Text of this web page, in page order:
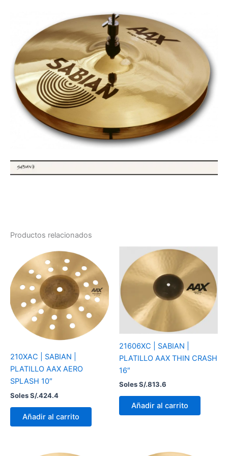
Productos relacionados
210XAC | SABIAN |
PLATILLO AAX AERO
SPLASH 10″
Soles S/.424.4
Añadir al carrito
21606XC | SABIAN |
PLATILLO AAX THIN CRASH
16″
Soles S/.813.6
Añadir al carrito